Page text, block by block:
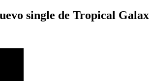
single de Tropical